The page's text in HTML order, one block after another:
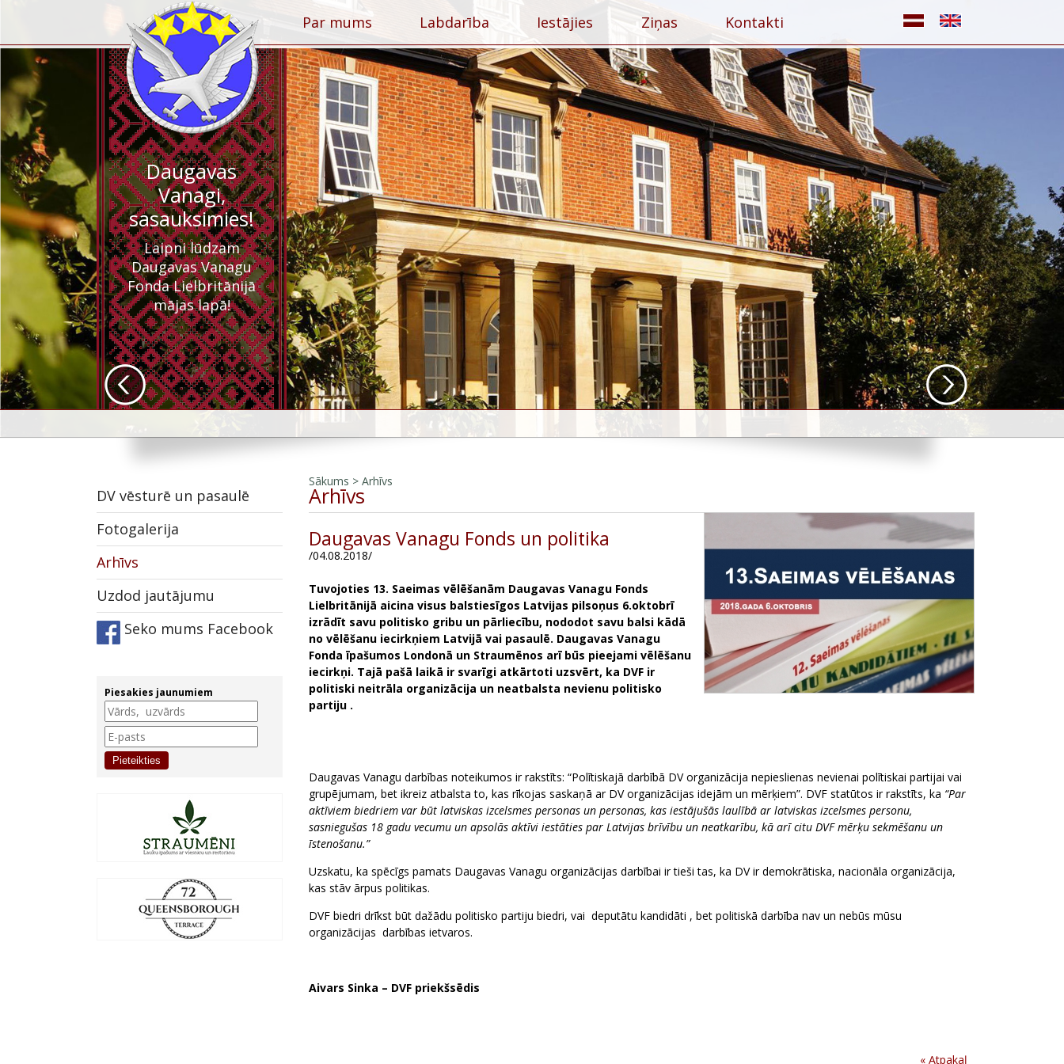
Daugavas
Vanagi,
sasauksimies!
Laipni lūdzam
Daugavas Vanagu
Fonda Lielbritānijā
mājas lapā!
Par mums Labdarība Iestājies Ziņas Kontakti
DV vēsturē un pasaulē
Fotogalerija
Arhīvs
Uzdod jautājumu
Seko mums Facebook
Piesakies jaunumiem
Pieteikties
Sākums > Arhīvs
Arhīvs
Daugavas Vanagu Fonds un politika
/04.08.2018/
Tuvojoties 13. Saeimas vēlēšanām Daugavas Vanagu Fonds
Lielbritānijā aicina visus balstiesīgos Latvijas pilsoņus 6.oktobrī
izrādīt savu politisko gribu un pārliecību, nododot savu balsi kādā
no vēlēšanu iecirkņiem Latvijā vai pasaulē. Daugavas Vanagu
Fonda īpašumos Londonā un Straumēnos arī būs pieejami vēlēšanu
iecirkņi. Tajā pašā laikā ir svarīgi atkārtoti uzsvērt, ka DVF ir
politiski neitrāla organizācija un neatbalsta nevienu politisko
partiju .
Daugavas Vanagu darbības noteikumos ir rakstīts: “Polītiskajā darbībā DV organizācija nepieslienas nevienai polītiskai partijai vai
grupējumam, bet ikreiz atbalsta to, kas rīkojas saskaņā ar DV organizācijas idejām un mērķiem”. DVF statūtos ir rakstīts, ka “Par
aktīviem biedriem var būt latviskas izcelsmes personas un personas, kas iestājušās laulībā ar latviskas izcelsmes personu,
sasniegušas 18 gadu vecumu un apsolās aktīvi iestāties par Latvijas brīvību un neatkarību, kā arī citu DVF mērķu sekmēšanu un
īstenošanu.”
Uzskatu, ka spēcīgs pamats Daugavas Vanagu organizācijas darbībai ir tieši tas, ka DV ir demokrātiska, nacionāla organizācija,
kas stāv ārpus politikas.
DVF biedri drīkst būt dažādu politisko partiju biedri, vai deputātu kandidāti , bet politiskā darbība nav un nebūs mūsu
organizācijas darbības ietvaros.
Aivars Sinka – DVF priekšsēdis
« Atpakaļ